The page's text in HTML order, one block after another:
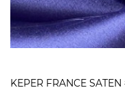
KEPER FRANCE